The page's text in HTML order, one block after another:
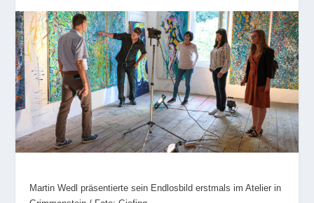
Martin Wedl präsentierte sein Endlosbild erstmals im Atelier in